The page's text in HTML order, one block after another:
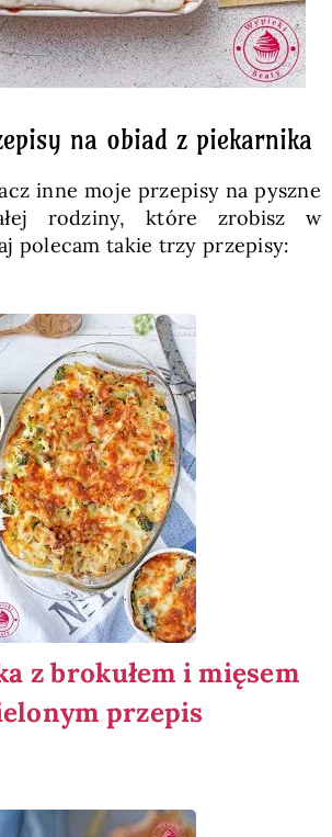
na obiad z piekarnika
inne moje przepisy na pyszne
rodziny, które zrobisz w
polecam takie trzy przepisy:
z brokułem i mięsem
przepis